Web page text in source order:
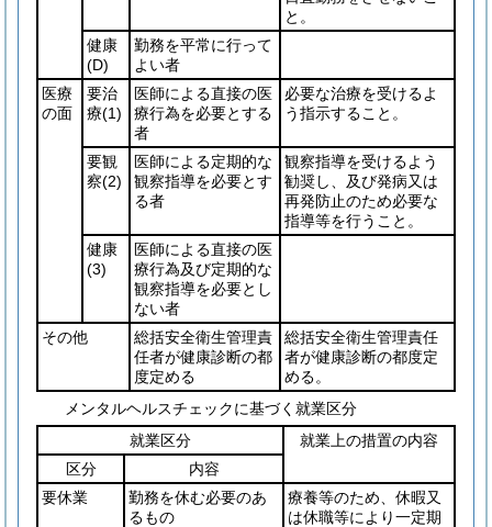
と。
健康
(D)
勤務を平常に行って
よい者
医療
の面
要治
療(1)
医師による直接の医
療行為を必要とする
者
必要な治療を受けるよ
う指示すること。
要観
察(2)
医師による定期的な
観察指導を必要とす
る者
観察指導を受けるよう
勧奨し、及び発病又は
再発防止のため必要な
指導等を行うこと。
健康
(3)
医師による直接の医
療行為及び定期的な
観察指導を必要とし
ない者
その他
総括安全衛生管理責
任者が健康診断の都
度定める
総括安全衛生管理責任
者が健康診断の都度定
める。
メンタルヘルスチェックに基づく就業区分
就業区分
就業上の措置の内容
区分
内容
要休業
勤務を休む必要のあ
るもの
療養等のため、休暇又
は休職等により一定期